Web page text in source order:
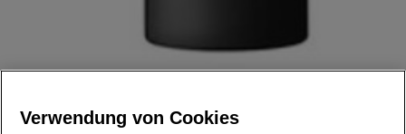
Verwendung von Cookies